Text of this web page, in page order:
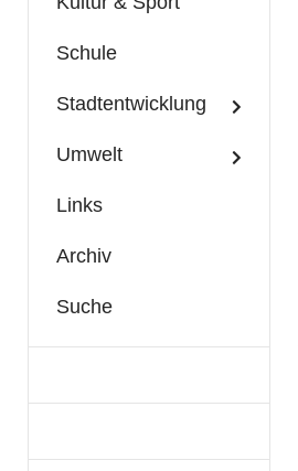
Schule
Stadtentwicklung
Umwelt
Links
Archiv
Suche